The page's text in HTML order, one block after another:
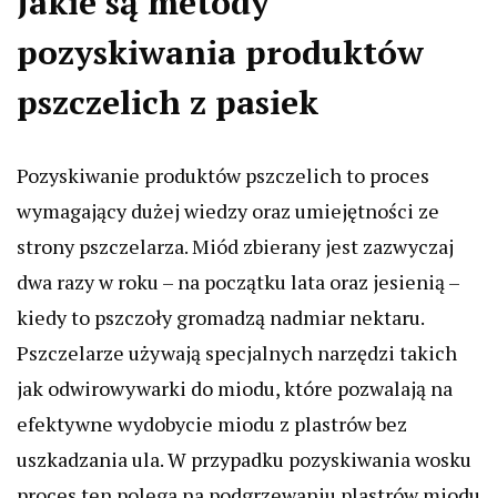
pozyskiwania produktów
pszczelich z pasiek
Pozyskiwanie produktów pszczelich to proces
wymagający dużej wiedzy oraz umiejętności ze
strony pszczelarza. Miód zbierany jest zazwyczaj
dwa razy w roku – na początku lata oraz jesienią –
kiedy to pszczoły gromadzą nadmiar nektaru.
Pszczelarze używają specjalnych narzędzi takich
jak odwirowywarki do miodu, które pozwalają na
efektywne wydobycie miodu z plastrów bez
uszkadzania ula. W przypadku pozyskiwania wosku